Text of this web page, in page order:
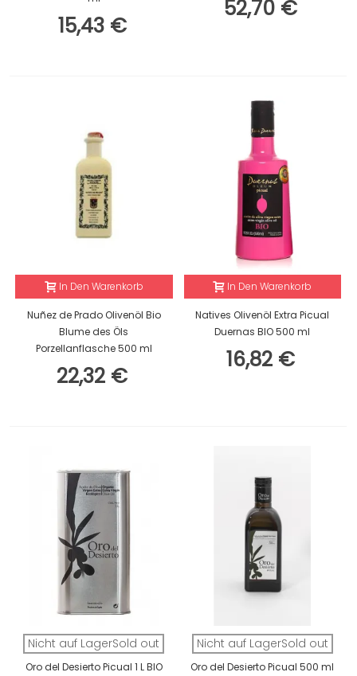
15,43 €
52,70 €
In Den Warenkorb
Nuñez de Prado Olivenöl Bio
Blume des Öls
Porzellanflasche 500 ml
22,32 €
In Den Warenkorb
Natives Olivenöl Extra Picual
Duernas BIO 500 ml
16,82 €
Nicht auf LagerSold out
Oro del Desierto Picual 1 L BIO
Nicht auf LagerSold out
Oro del Desierto Picual 500 ml